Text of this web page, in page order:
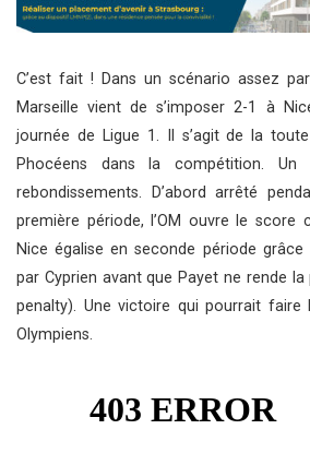
C’est fait ! Dans un scénario assez
Marseille vient de s’imposer 2-1 à
journée de Ligue 1. Il s’agit de la
Phocéens dans la compétition. Un
rebondissements. D’abord arrêté
première période, l’OM ouvre le score
Nice égalise en seconde période
par Cyprien avant que Payet ne rende
penalty). Une victoire qui pourrait faire
Olympiens.